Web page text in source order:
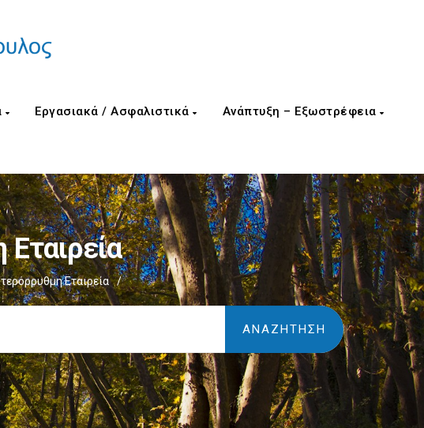
Εργασιακά / Ασφαλιστικά Ανάπτυξη – Εξωστρέφεια
Εταιρεία /